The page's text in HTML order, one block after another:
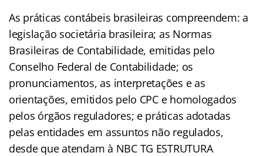
As práticas contábeis brasileiras compreendem: a
legislação societária brasileira; as Normas
Brasileiras de Contabilidade, emitidas pelo
Conselho Federal de Contabilidade; os
pronunciamentos, as interpretações e as
orientações, emitidos pelo CPC e homologados
pelos órgãos reguladores; e práticas adotadas
pelas entidades em assuntos não regulados,
desde que atendam à NBC TG ESTRUTURA